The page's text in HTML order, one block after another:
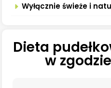
Wyłącznie świeże i
Dieta
w